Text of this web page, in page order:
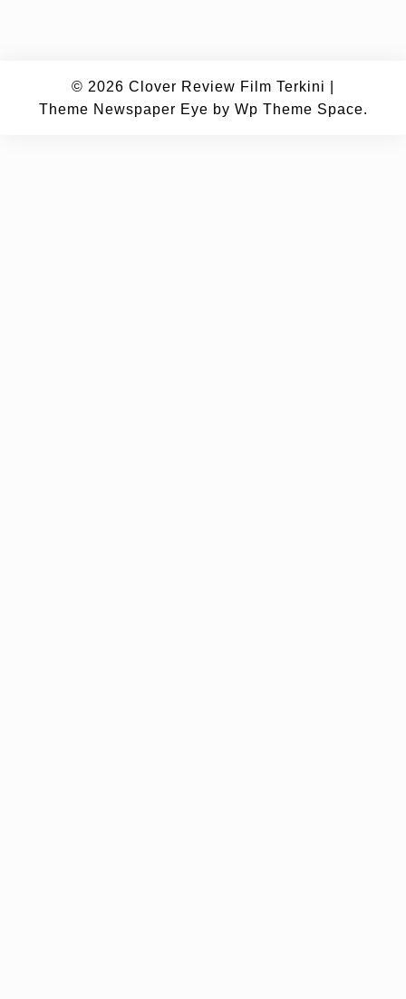
© 2026 Clover Review Film Terkini
Theme Newspaper Eye by Wp Theme Space.